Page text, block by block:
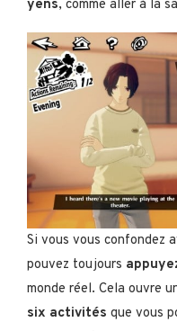
yens, comme aller à la
Si vous vous confondez
pouvez toujours
monde réel. Cela ouvre
six activités que vous